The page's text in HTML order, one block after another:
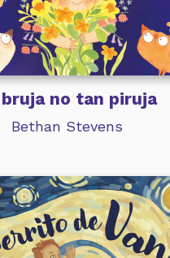
bruja no tan piruja
Bethan Stevens